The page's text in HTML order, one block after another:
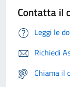
Contatta il
Leggi le
Richiedi
Chiama il